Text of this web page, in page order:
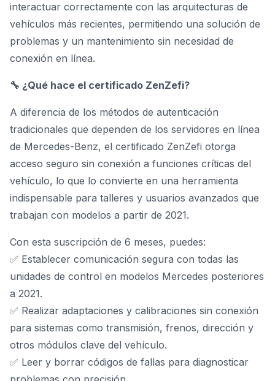
interactuar correctamente con las arquitecturas de
vehículos más recientes, permitiendo una solución de
problemas y un mantenimiento sin necesidad de
conexión en línea.
🔧 ¿Qué hace el certificado ZenZefi?
A diferencia de los métodos de autenticación
tradicionales que dependen de los servidores en línea
de Mercedes-Benz, el certificado ZenZefi otorga
acceso seguro sin conexión a funciones críticas del
vehículo, lo que lo convierte en una herramienta
indispensable para talleres y usuarios avanzados que
trabajan con modelos a partir de 2021.
Con esta suscripción de 6 meses, puedes:
✅ Establecer comunicación segura con todas las
unidades de control en modelos Mercedes posteriores
a 2021.
✅ Realizar adaptaciones y calibraciones sin conexión
para sistemas como transmisión, frenos, dirección y
otros módulos clave del vehículo.
✅ Leer y borrar códigos de fallas para diagnosticar